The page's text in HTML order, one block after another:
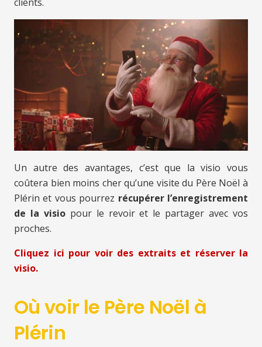
Un autre des avantages, c’est que la visio vous
coûtera bien moins cher qu’une visite du Père Noël à
Plérin et vous pourrez récupérer l’enregistrement
de la visiopour le revoir et le partager avec vos
proches.
Cliquez ici pour voir des extraits et réserver la
visio.
Où voir le Père Noël à
Plérin